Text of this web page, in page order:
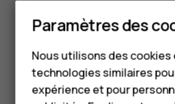
toute
sécurité
Smartphones
Téléphones
les instructions, naviguez
Paramètres des
Nous utilisons des
technologies similaires
expérience et pour